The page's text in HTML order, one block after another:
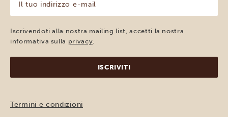
tuo
indirizzo
e-
mail
Iscrivendoti alla nostra mailing list, accetti la nostra
informativa sulla privacy
Termini e condizioni